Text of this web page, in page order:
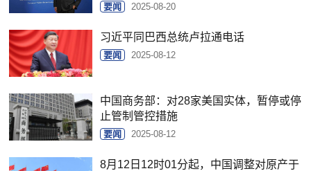
要闻 2025-08-20
习近平同巴西总统卢拉通电话
要闻 2025-08-12
中国商务部：对28家美国实体，暂停或停
止管制管控措施
要闻 2025-08-12
8月12日12时01分起，中国调整对原产于